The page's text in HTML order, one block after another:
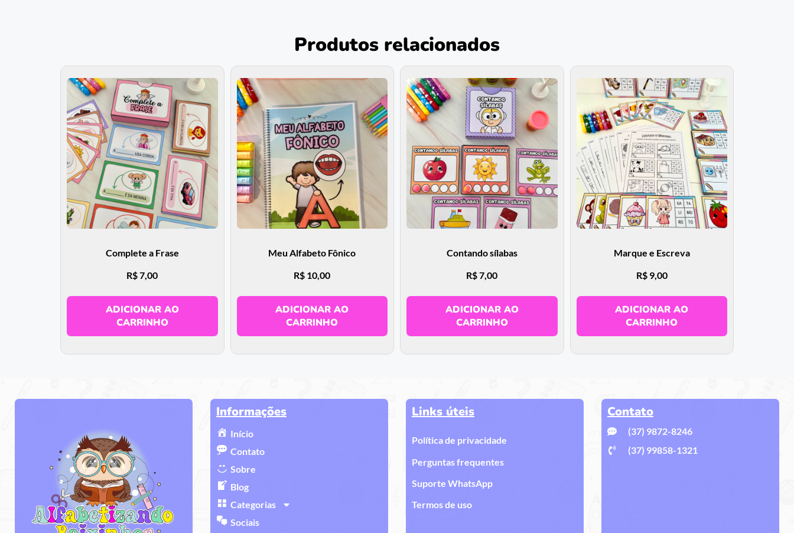
Produtos relacionados
Complete a Frase
R$7,00
ADICIONAR AO
CARRINHO
Meu Alfabeto Fônico
R$ 10,00
ADICIONAR AO
CARRINHO
Contando sílabas
R$7,00
ADICIONAR AO
CARRINHO
Marque e Escreva
R$9,00
ADICIONAR AO
CARRINHO
Informações
Início
Contato
Sobre
Blog
Categorias
Sociais
Links úteis
Política de privacidade
Perguntas frequentes
Suporte WhatsApp
Termos de uso
Contato
(37) 9872-8246
(37) 99858-1321